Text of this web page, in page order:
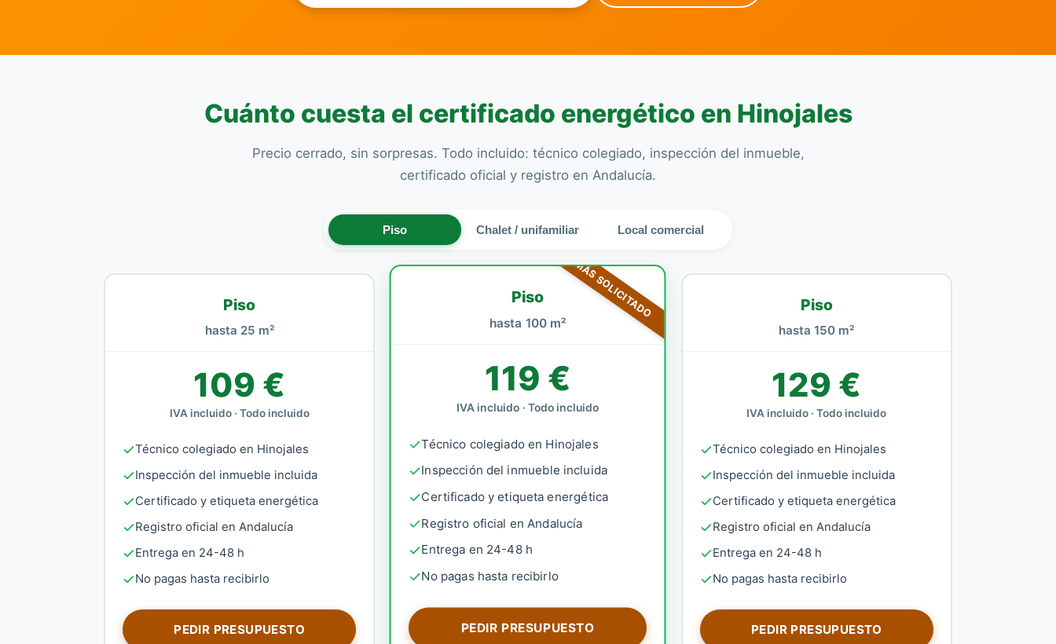
Cuánto cuesta el certificado energético en Hinojales
Precio cerrado, sin sorpresas. Todo incluido: técnico colegiado, inspección del inmueble,
certificado oficial y registro en Andalucía.
Piso Chalet / unifamiliar Local comercial
Piso
hasta 25 m²
109 €
IVA incluido · Todo incluido
Técnico colegiado en Hinojales
Inspección del inmueble incluida
Certificado y etiqueta energética
Registro oficial en Andalucía
Entrega en 24-48 h
No pagas hasta recibirlo
PEDIR PRESUPUESTO
MÁS SOLICITADO
Piso
hasta 100 m²
119 €
IVA incluido · Todo incluido
Técnico colegiado en Hinojales
Inspección del inmueble incluida
Certificado y etiqueta energética
Registro oficial en Andalucía
Entrega en 24-48 h
No pagas hasta recibirlo
PEDIR PRESUPUESTO
Piso
hasta 150 m²
129 €
IVA incluido · Todo incluido
Técnico colegiado en Hinojales
Inspección del inmueble incluida
Certificado y etiqueta energética
Registro oficial en Andalucía
Entrega en 24-48 h
No pagas hasta recibirlo
PEDIR PRESUPUESTO